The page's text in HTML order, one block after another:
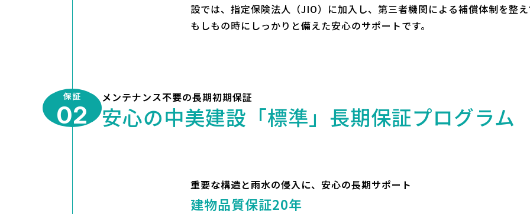
設では、指定保険法人（JIO）に加入し、第三者機関による補償体制を整
もしもの時にしっかりと備えた安心のサポートです。
保証
02
メンテナンス不要の長期初期保証
安心の中美建設「標準」長期保証プログラム
重要な構造と雨水の侵入に、安心の長期サポート
建物品質保証20年